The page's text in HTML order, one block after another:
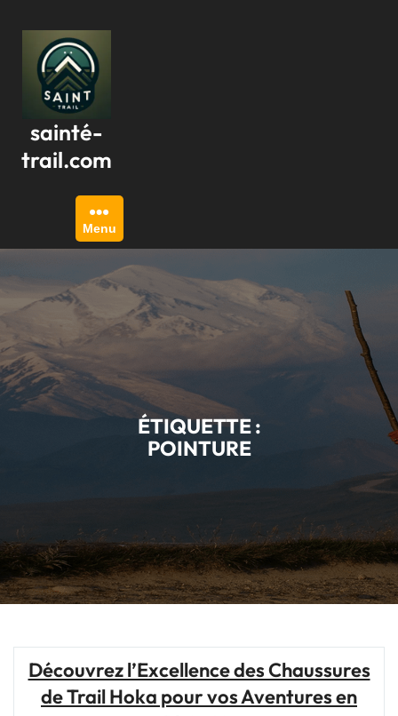
contenu
sainté-
trail.com
Menu
ÉTIQUETTE :
POINTURE
Découvrez l’Excellence des Chaussures
de Trail Hoka pour vos Aventures en